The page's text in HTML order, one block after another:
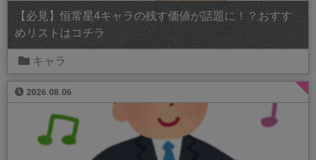
【必見】恒常星4キャラの残す価値が話題に！？おすす
めリストはコチラ
キャラ
2026.08.06